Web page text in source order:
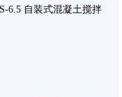
6.5 自装式混凝土搅拌